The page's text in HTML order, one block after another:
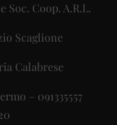
Coop. A.R.L.
Scaglione
Calabrese
– 091335557